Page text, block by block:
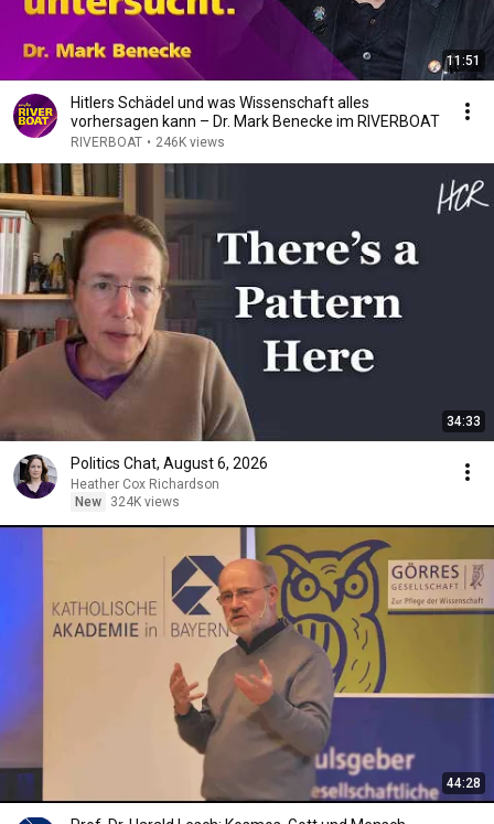
11:51
Hitlers Schädel und was Wissenschaft alles
vorhersagen kann – Dr. Mark Benecke im RIVERBOAT
RIVERBOAT • 246K views
34:33
Politics Chat, August 6, 2026
Heather Cox Richardson
New
324K views
44:28